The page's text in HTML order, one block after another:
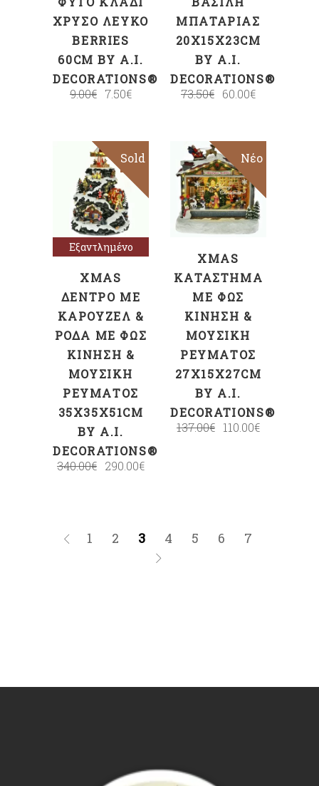
ΧΡΥΣΌ ΛΕΥΚΌ
BERRIES
60CM BY A.I.
DECORATIONS®
9.00€ 7.50€
ΜΠΑΤΑΡΊΑΣ
20X15X23CM
BY A.I.
DECORATIONS®
73.50€ 60.00€
Sale
Εξαντλημένο
Sold
Διαβάστε
περισσότερα
XMAS
ΔΈΝΤΡΟ ΜΕ
ΚΑΡΟΥΖΈΛ &
ΡΌΔΑ ΜΕ ΦΩΣ
ΚΊΝΗΣΗ &
ΜΟΥΣΙΚΉ
ΡΕΎΜΑΤΟΣ
35X35X51CM
BY A.I.
DECORATIONS®
340.00€ 290.00€
Sale
Νέο
ΠΡΟΣΘΉΚΗ
ΣΤΟ ΚΑΛΆΘΙ
XMAS
ΚΑΤΆΣΤΗΜΑ
ΜΕ ΦΩΣ
ΚΊΝΗΣΗ &
ΜΟΥΣΙΚΉ
ΡΕΎΜΑΤΟΣ
27X15X27CM
BY A.I.
DECORATIONS®
137.00€ 110.00€
1 2 3 4 5 6 7